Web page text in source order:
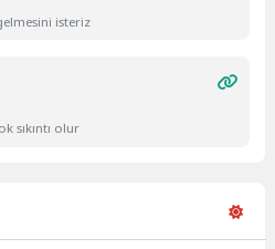
isteriz
sıkıntı olur